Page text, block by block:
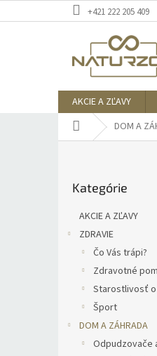
na
+421 222 205 409
AKCIE A ZĽAVY
DomovDOM A
kategórie
Kategórie
AKCIE A ZĽAVY
ZDRAVIE
Čo Vás trápi?
Zdravotné
Starostlivosť
Šport
DOM A ZÁHRADA
Odpudzovače